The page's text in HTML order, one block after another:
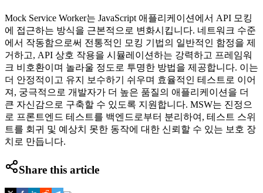
Mock Service Worker는 JavaScript 애플리케이션에서 API 모킹
에 접근하는 방식을 근본적으로 변화시킵니다. 네트워크 수준
에서 작동함으로써 전통적인 모킹 기법의 일반적인 함정을 제
거하고, API 상호 작용을 시뮬레이션하는 강력하고 프레임워
크 비호환이며 놀라울 정도로 투명한 방법을 제공합니다. 이는
더 안정적이고 유지 보수하기 쉬우며 효율적인 테스트로 이어
져, 궁극적으로 개발자가 더 높은 품질의 애플리케이션을 더
큰 자신감으로 구축할 수 있도록 지원합니다. MSW는 진정으
로 프론트엔드 테스트를 백엔드로부터 분리하여, 테스트 스위
트를 회귀 및 예상치 못한 동작에 대한 신뢰할 수 있는 보호 장
치로 만듭니다.
Share this article